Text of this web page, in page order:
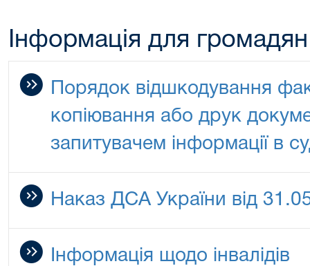
Інформація для громадян
Порядок відшкодування
копіювання або друк
запитувачем інформації в
Наказ ДСА України від
Інформація щодо інвалідів